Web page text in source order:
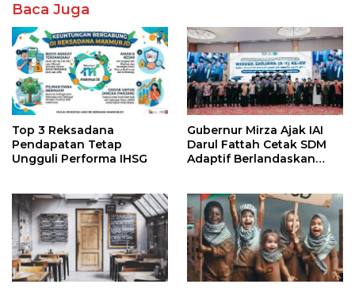
Baca Juga
Top 3 Reksadana
Pendapatan Tetap
Ungguli Performa IHSG
Gubernur Mirza Ajak IAI
Darul Fattah Cetak SDM
Adaptif Berlandaskan